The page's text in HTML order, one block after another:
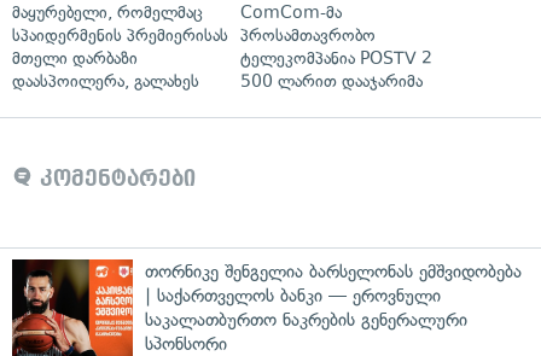
მაყურებელი, რომელმაც
სპაიდერმენის პრემიერისას
მთელი დარბაზი
დაასპოილერა, გალახეს
ComCom-მა
პროსამთავრობო
ტელეკომპანია POSTV 2
500 ლარით დააჯარიმა
კომენტარები
თორნიკე შენგელია ბარსელონას ემშვიდობება
| საქართველოს ბანკი — ეროვნული
საკალათბურთო ნაკრების გენერალური
სპონსორი